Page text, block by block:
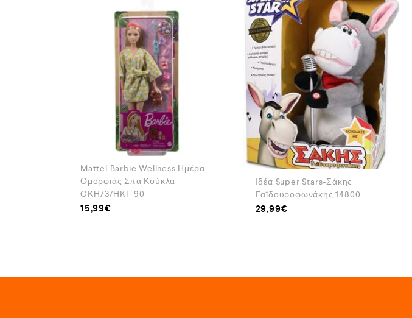
Mattel Barbie Wellness Ημέρα
Ομορφιάς Σπα Κούκλα
GKH73/HKT 90
15,99€
Ιδέα Super Stars-Σάκης
Γαϊδουροφωνάκης 14800
29,99€